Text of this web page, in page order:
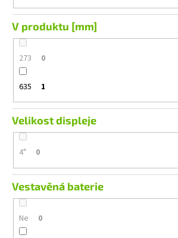
V produktu [mm]
273 0
635 1
Velikost displeje
4" 0
Vestavěná baterie
Ne 0